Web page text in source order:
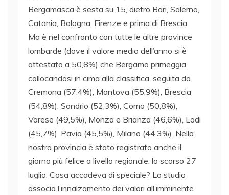
Bergamasca è sesta su 15, dietro Bari, Salerno,
Catania, Bologna, Firenze e prima di Brescia.
Ma è nel confronto con tutte le altre province
lombarde (dove il valore medio dell’anno si è
attestato a 50,8%) che Bergamo primeggia
collocandosi in cima alla classifica, seguita da
Cremona (57,4%), Mantova (55,9%), Brescia
(54,8%), Sondrio (52,3%), Como (50,8%),
Varese (49,5%), Monza e Brianza (46,6%), Lodi
(45,7%), Pavia (45,5%), Milano (44,3%). Nella
nostra provincia è stato registrato anche il
giorno più felice a livello regionale: lo scorso 27
luglio. Cosa accadeva di speciale? Lo studio
associa l’innalzamento dei valori all’imminente